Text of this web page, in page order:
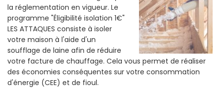
la réglementation en vigueur. Le
programme "Éligibilité isolation 1€"
LES ATTAQUES consiste à isoler
votre maison à l'aide d'un
soufflage de laine afin de réduire
votre facture de chauffage. Cela vous permet de réaliser
des économies conséquentes sur votre consommation
d'énergie (CEE) et de fioul.